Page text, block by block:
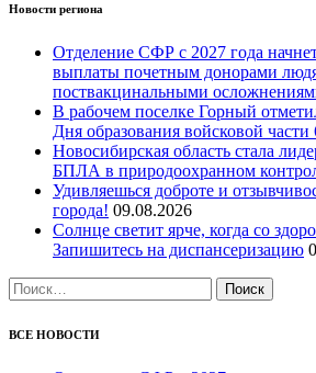
Новости региона
Отделение СФР с 2027 года
выплаты почетным донорами
поствакцинальными
В рабочем поселке Горный
Дня образования войсковой части
Новосибирская область стала
БПЛА в природоохранном
Удивляешься доброте и
города! 09.08.2026
Солнце светит ярче, когда со
Запишитесь на диспансеризацию
Найти:
ВСЕ НОВОСТИ